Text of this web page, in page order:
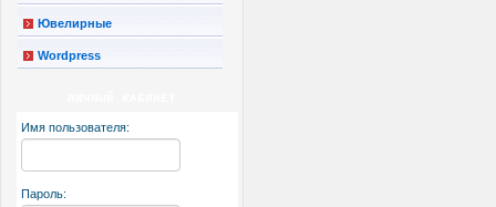
Ювелирные
Wordpress
Имя пользователя:
Пароль: